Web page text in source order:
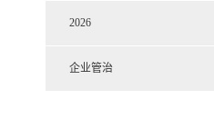
2026
企业管治